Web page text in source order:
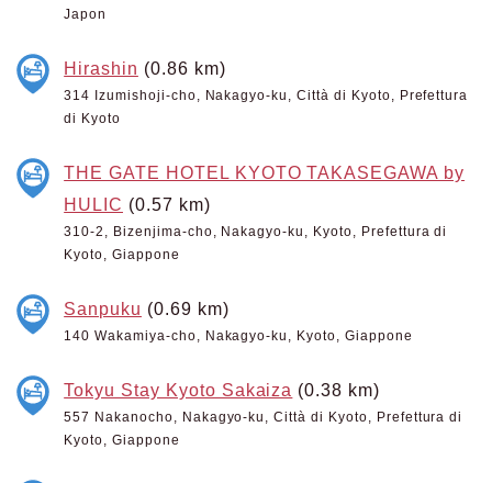
Japon
Hirashin (0.86 km)
314 Izumishoji-cho, Nakagyo-ku, Città di Kyoto, Prefettura
di Kyoto
THE GATE HOTEL KYOTO TAKASEGAWA by
HULIC (0.57 km)
310-2, Bizenjima-cho, Nakagyo-ku, Kyoto, Prefettura di
Kyoto, Giappone
Sanpuku (0.69 km)
140 Wakamiya-cho, Nakagyo-ku, Kyoto, Giappone
Tokyu Stay Kyoto Sakaiza (0.38 km)
557 Nakanocho, Nakagyo-ku, Città di Kyoto, Prefettura di
Kyoto, Giappone